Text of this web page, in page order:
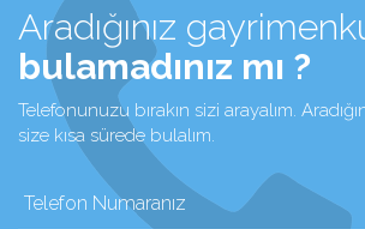
Aradığınız
bulamadınız mı ?
Telefonunuzu bırakın sizi arayalım.
size kısa sürede bulalım.